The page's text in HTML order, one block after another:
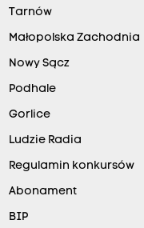
Tarnów
Małopolska Zachodnia
Nowy Sącz
Podhale
Gorlice
Ludzie Radia
Regulamin konkursów
Abonament
BIP